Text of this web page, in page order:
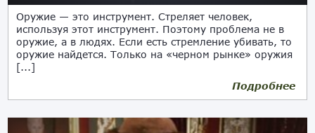
Оружие — это инструмент. Стреляет человек,
используя этот инструмент. Поэтому проблема не в
оружие, а в людях. Если есть стремление убивать, то
оружие найдется. Только на «черном рынке» оружия
[...]
Подробнее